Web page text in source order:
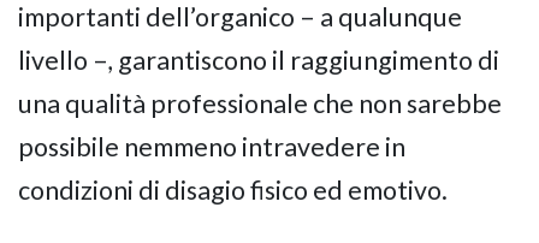
importanti dell’organico – a qualunque
livello –, garantiscono il raggiungimento di
una qualità professionale che non sarebbe
possibile nemmeno intravedere in
condizioni di disagio fisico ed emotivo.